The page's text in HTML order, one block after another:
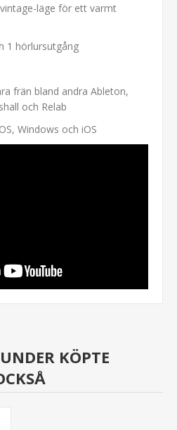
läge för ett varmt
1 hörlursutgång
frän bland andra Ableton,
och Relab
Windows och iOS
KÖPTE